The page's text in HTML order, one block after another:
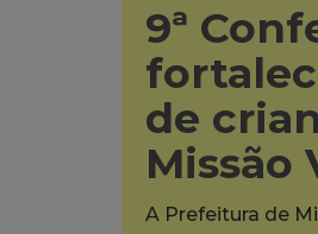
9ª
de
Missão
A Prefeitura de